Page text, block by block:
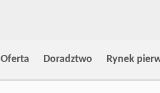
Oferta Doradztwo Rynek